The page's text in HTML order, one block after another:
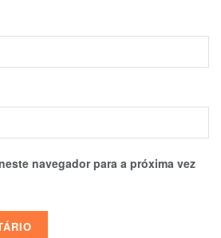
navegador para a próxima vez